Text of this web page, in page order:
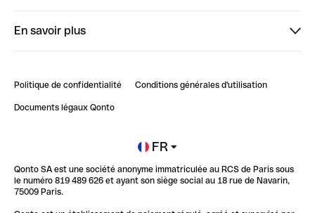
ClubQonto
Impact de l'IA sur les carrières/productivité
En savoir plus
Blog
Newsroom
Glossaire finance
Politique de confidentialité Conditions générales d'utilisation
Documents légaux Qonto
FR
Qonto SA est une société anonyme immatriculée au RCS de Paris sous
le numéro 819 489 626 et ayant son siège social au 18 rue de Navarin,
75009 Paris.